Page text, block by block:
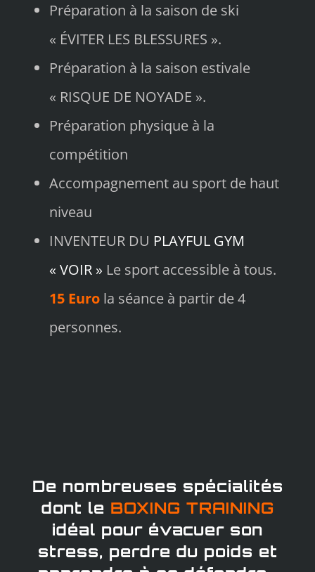
Préparation à la saison de ski
« ÉVITER LES BLESSURES ».
Préparation à la saison estivale
« RISQUE DE NOYADE ».
Préparation physique à la
compétition
Accompagnement au sport de haut
niveau
INVENTEUR DU PLAYFUL GYM
« VOIR » Le sport accessible à tous.
15 Euro la séance à partir de 4
personnes.
De nombreuses spécialités
dont le BOXING TRAINING
idéal pour évacuer son
stress, perdre du poids et